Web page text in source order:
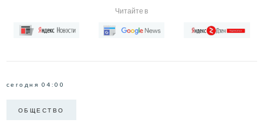
Читайте в
сегодня 04:00
ОБЩЕСТВО